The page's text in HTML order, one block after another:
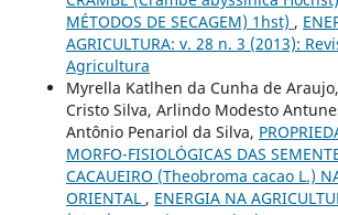
MÉTODOS DE SECAGEM) 1hst) ,
AGRICULTURA: v. 28 n. 3 (2013):
Agricultura
Myrella Katlhen da Cunha de
Cristo Silva, Arlindo Modesto
Antônio Penariol da Silva,
MORFO-FISIOLÓGICAS DAS
CACAUEIRO (Theobroma cacao L.)
ORIENTAL , ENERGIA NA